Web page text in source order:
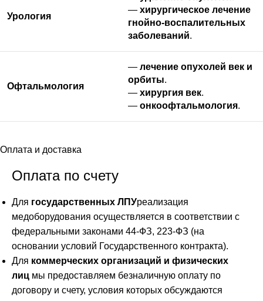
Урология
— хирургическое лечение
гнойно-воспалительных
заболеваний.
Офтальмология
— лечение опухолей век и
орбиты.
— хирургия век.
— онкоофтальмология.
Оплата и доставка
Оплата по счету
Для государственных ЛПУреализация
медоборудования осуществляется в соответствии с
федеральными законами 44-ФЗ, 223-ФЗ (на
основании условий Государственного контракта).
Для коммерческих организаций и физических
лиц мы предоставляем безналичную оплату по
договору и счету, условия которых обсуждаются